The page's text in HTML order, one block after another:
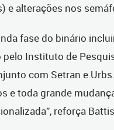
e alterações nos
fase do binário
Instituto de
com Setran e
e toda grande
reforça